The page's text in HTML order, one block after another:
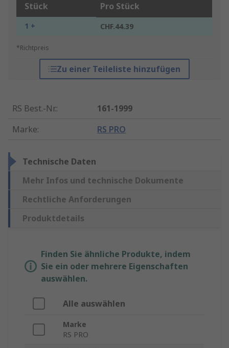
Stück Pro Stück
1 + CHF.44.39
*Richtpreis
Zu einer Teileliste hinzufügen
RS Best.-Nr.:
161-1999
Marke: RS PRO
Technische Daten
Mehr Infos und technische Dokumente
Rechtliche Anforderungen
Produktdetails
Finden Sie ähnliche Produkte, indem
Sie ein oder mehrere Eigenschaften
auswählen.
Alle auswählen
Marke
RS PRO